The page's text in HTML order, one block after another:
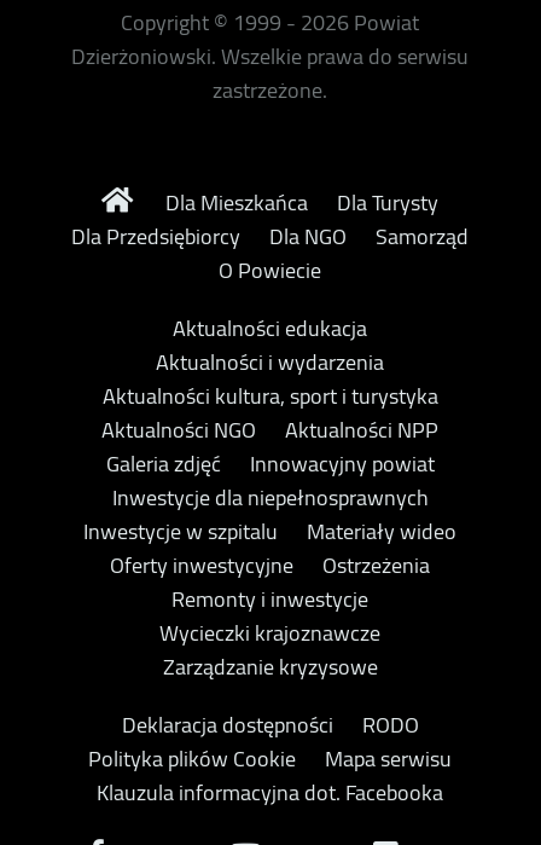
Copyright © 1999 - 2026 Powiat
Dzierżoniowski. Wszelkie prawa do serwisu
zastrzeżone.
Dla Mieszkańca
Dla Turysty
Dla Przedsiębiorcy
Dla NGO
Samorząd
O Powiecie
Aktualności edukacja
Aktualności i wydarzenia
Aktualności kultura, sport i turystyka
Aktualności NGO
Aktualności NPP
Galeria zdjęć
Innowacyjny powiat
Inwestycje dla niepełnosprawnych
Inwestycje w szpitalu
Materiały wideo
Oferty inwestycyjne
Ostrzeżenia
Remonty i inwestycje
Wycieczki krajoznawcze
Zarządzanie kryzysowe
Deklaracja dostępności
RODO
Polityka plików Cookie
Mapa serwisu
Klauzula informacyjna dot. Facebooka